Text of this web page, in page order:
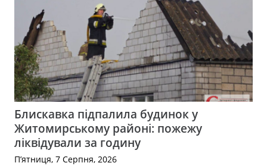
Блискавка підпалила будинок у
Житомирському районі: пожежу
ліквідували за годину
П’ятниця, 7 Серпня, 2026